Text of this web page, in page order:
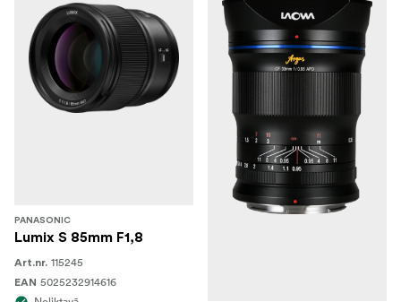
PANASONIC
Lumix S 85mm F1,8
Art.nr. 115245
EAN 5025232914616